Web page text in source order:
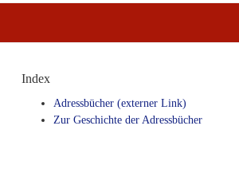
Index
Adressbücher (externer Link)
Zur Geschichte der Adressbücher